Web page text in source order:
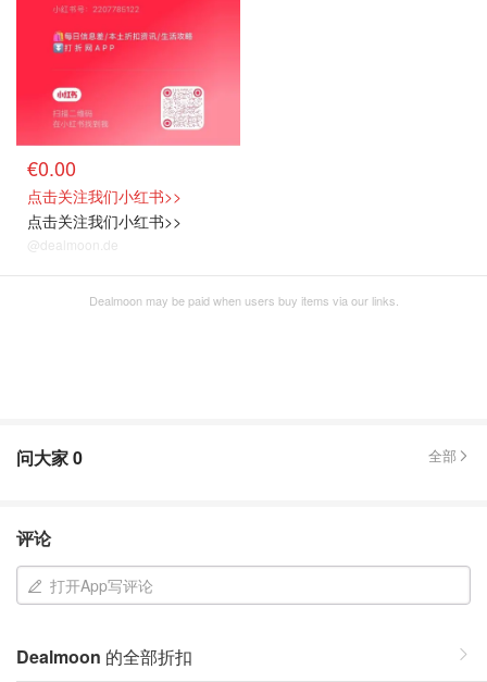
€0.00
点击关注我们小红书>>
点击关注我们小红书>>
@dealmoon.de
Dealmoon may be paid when users buy items via our links.
问大家0 全部
评论
打开App写评论
Dealmoon 的全部折扣